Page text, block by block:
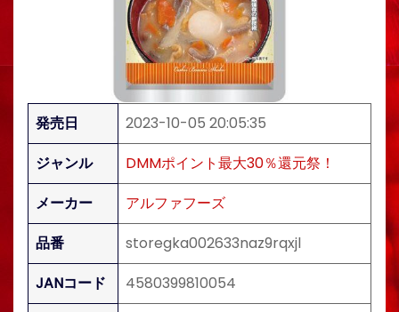
発売日
2023-10-05 20:05:35
ジャンル
DMMポイント最大30％還元祭！
メーカー
アルファフーズ
品番
storegka002633naz9rqxjl
JANコード
4580399810054